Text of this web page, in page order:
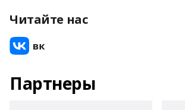
Читайте нас
Партнеры